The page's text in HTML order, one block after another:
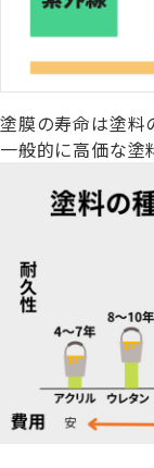
塗膜の寿命は塗料
一般的に高価な塗